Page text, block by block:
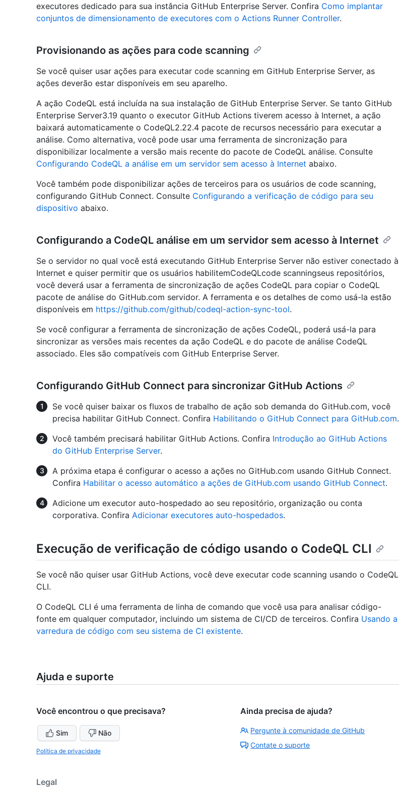
executores dedicado para sua instância GitHub Enterprise Server. Confira Como implantar
conjuntos de dimensionamento de executores com o Actions Runner Controller.
Provisionando as ações para code scanning
Se você quiser usar ações para executar code scanning em GitHub Enterprise Server, as
ações deverão estar disponíveis em seu aparelho.
A ação CodeQL está incluída na sua instalação de GitHub Enterprise Server. Se tanto GitHub
Enterprise Server3.19 quanto o executor GitHub Actions tiverem acesso à Internet, a ação
baixará automaticamente o CodeQL2.22.4 pacote de recursos necessário para executar a
análise. Como alternativa, você pode usar uma ferramenta de sincronização para
disponibilizar localmente a versão mais recente do pacote de CodeQL análise. Consulte
Configurando CodeQL a análise em um servidor sem acesso à Internet abaixo.
Você também pode disponibilizar ações de terceiros para os usuários de code scanning,
configurando GitHub Connect. Consulte Configurando a verificação de código para seu
dispositivo abaixo.
Configurando a CodeQL análise em um servidor sem acesso à Internet
Se o servidor no qual você está executando GitHub Enterprise Server não estiver conectado à
Internet e quiser permitir que os usuários habilitemCodeQLcode scanningseus repositórios,
você deverá usar a ferramenta de sincronização de ações CodeQL para copiar o CodeQL
pacote de análise do GitHub.com servidor. A ferramenta e os detalhes de como usá-la estão
disponíveis em https://github.com/github/codeql-action-sync-tool.
Se você configurar a ferramenta de sincronização de ações CodeQL, poderá usá-la para
sincronizar as versões mais recentes da ação CodeQL e do pacote de análise CodeQL
associado. Eles são compatíveis com GitHub Enterprise Server.
Configurando GitHub Connect para sincronizar GitHub Actions
Se você quiser baixar os fluxos de trabalho de ação sob demanda do GitHub.com, você
precisa habilitar GitHub Connect. Confira Habilitando o GitHub Connect para GitHub.com.
Você também precisará habilitar GitHub Actions. Confira Introdução ao GitHub Actions
do GitHub Enterprise Server.
A próxima etapa é configurar o acesso a ações no GitHub.com usando GitHub Connect.
Confira Habilitar o acesso automático a ações de GitHub.com usando GitHub Connect.
Adicione um executor auto-hospedado ao seu repositório, organização ou conta
corporativa. Confira Adicionar executores auto-hospedados.
Execução de verificação de código usando o CodeQL CLI
Se você não quiser usar GitHub Actions, você deve executar code scanning usando o CodeQL
CLI.
O CodeQL CLI é uma ferramenta de linha de comando que você usa para analisar código-
fonte em qualquer computador, incluindo um sistema de CI/CD de terceiros. Confira Usando a
varredura de código com seu sistema de CI existente.
Ajuda e suporte
Você encontrou o que precisava?
Sim Não
Política de privacidade
Ainda precisa de ajuda?
Pergunte à comunidade de GitHub
Contate o suporte
Legal